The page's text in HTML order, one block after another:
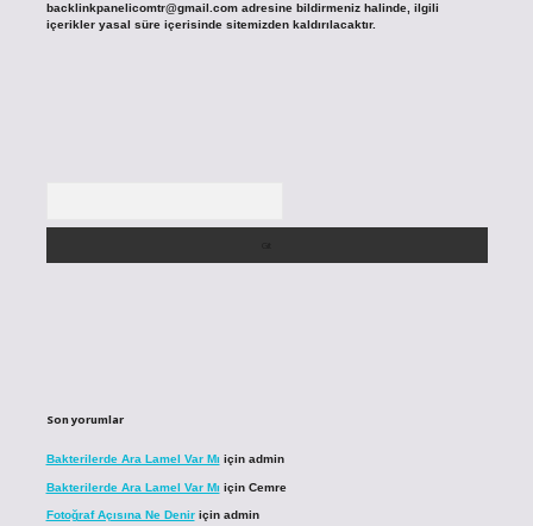
backlinkpanelicomtr@gmail.comadresine bildirmeniz halinde, ilgili
içerikler yasal süre içerisinde sitemizden kaldırılacaktır.
Son yorumlar
Bakterilerde Ara Lamel Var Mı için admin
Bakterilerde Ara Lamel Var Mı için Cemre
Fotoğraf Açısına Ne Deniriçin admin